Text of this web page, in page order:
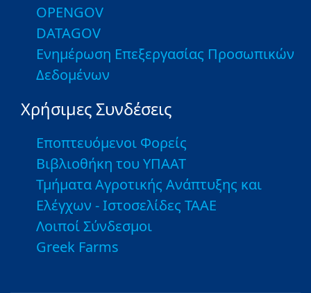
OPENGOV
DATAGOV
Ενημέρωση Επεξεργασίας Προσωπικών
Δεδομένων
Χρήσιμες Συνδέσεις
Εποπτευόμενοι Φορείς
Βιβλιοθήκη του ΥΠΑΑΤ
Τμήματα Αγροτικής Ανάπτυξης και
Ελέγχων - Ιστοσελίδες ΤΑΑΕ
Λοιποί Σύνδεσμοι
Greek Farms